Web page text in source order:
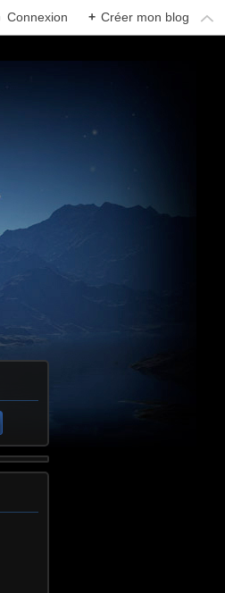
Connexion + Créer mon blog